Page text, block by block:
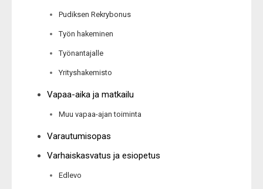
Pudiksen Rekrybonus
Työn hakeminen
Työnantajalle
Yrityshakemisto
Vapaa-aika ja matkailu
Muu vapaa-ajan toiminta
Varautumisopas
Varhaiskasvatus ja esiopetus
Edlevo